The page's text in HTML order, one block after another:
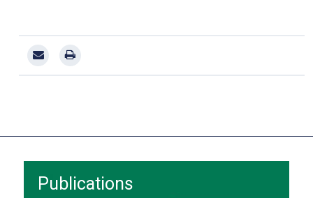
Publications